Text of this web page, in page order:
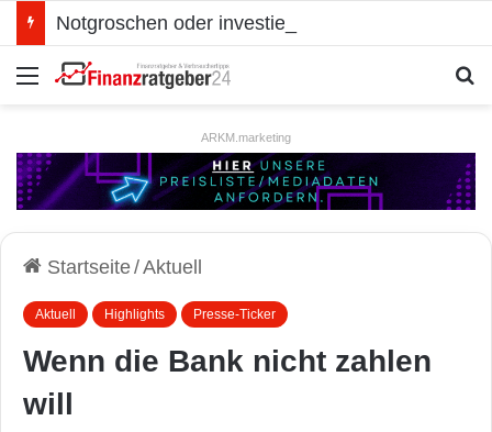
Menü
ARKM.marketing
Startseite/Aktuell
Aktuell Highlights Presse-Ticker
Wenn die Bank nicht zahlen
will